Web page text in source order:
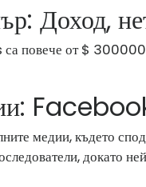
Доход,
повече от $ 300000
медии, където
докато